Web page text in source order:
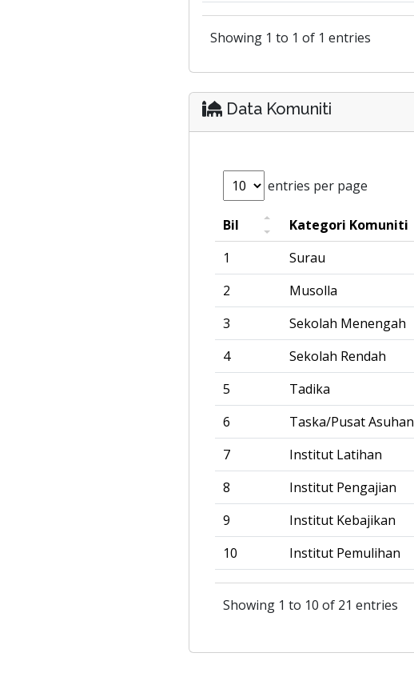
Showing 1 to 1 of 1 entries
Data Komuniti
entries per page
Bil Kategori Komuniti
1
Surau
2
Musolla
3
Sekolah Menengah
4
Sekolah Rendah
5
Tadika
6
Taska/Pusat Asuhan
7
Institut Latihan
8
Institut Pengajian
9
Institut Kebajikan
10
Institut Pemulihan
Showing 1 to 10 of 21 entries